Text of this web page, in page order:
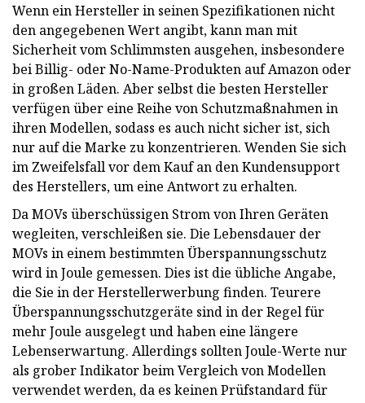
Wenn ein Hersteller in seinen Spezifikationen nicht
den angegebenen Wert angibt, kann man mit
Sicherheit vom Schlimmsten ausgehen, insbesondere
bei Billig- oder No-Name-Produkten auf Amazon oder
in großen Läden. Aber selbst die besten Hersteller
verfügen über eine Reihe von Schutzmaßnahmen in
ihren Modellen, sodass es auch nicht sicher ist, sich
nur auf die Marke zu konzentrieren. Wenden Sie sich
im Zweifelsfall vor dem Kauf an den Kundensupport
des Herstellers, um eine Antwort zu erhalten.
Da MOVs überschüssigen Strom von Ihren Geräten
wegleiten, verschleißen sie. Die Lebensdauer der
MOVs in einem bestimmten Überspannungsschutz
wird in Joule gemessen. Dies ist die übliche Angabe,
die Sie in der Herstellerwerbung finden. Teurere
Überspannungsschutzgeräte sind in der Regel für
mehr Joule ausgelegt und haben eine längere
Lebenserwartung. Allerdings sollten Joule-Werte nur
als grober Indikator beim Vergleich von Modellen
verwendet werden, da es keinen Prüfstandard für